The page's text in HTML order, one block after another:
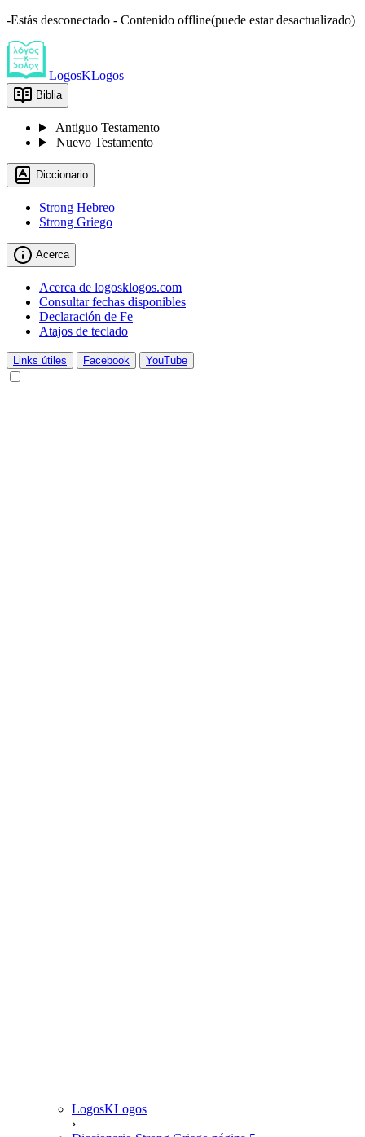
-Estás desconectado - Contenido offline(puede estar desactualizado)
LogosKLogos
Biblia
Antiguo Testamento
Nuevo Testamento
Diccionario
Strong Hebreo
Strong Griego
Acerca
Acerca de logosklogos.com
Consultar fechas disponibles
Declaración de Fe
Atajos de teclado
Links útiles Facebook YouTube
LogosKLogos
›